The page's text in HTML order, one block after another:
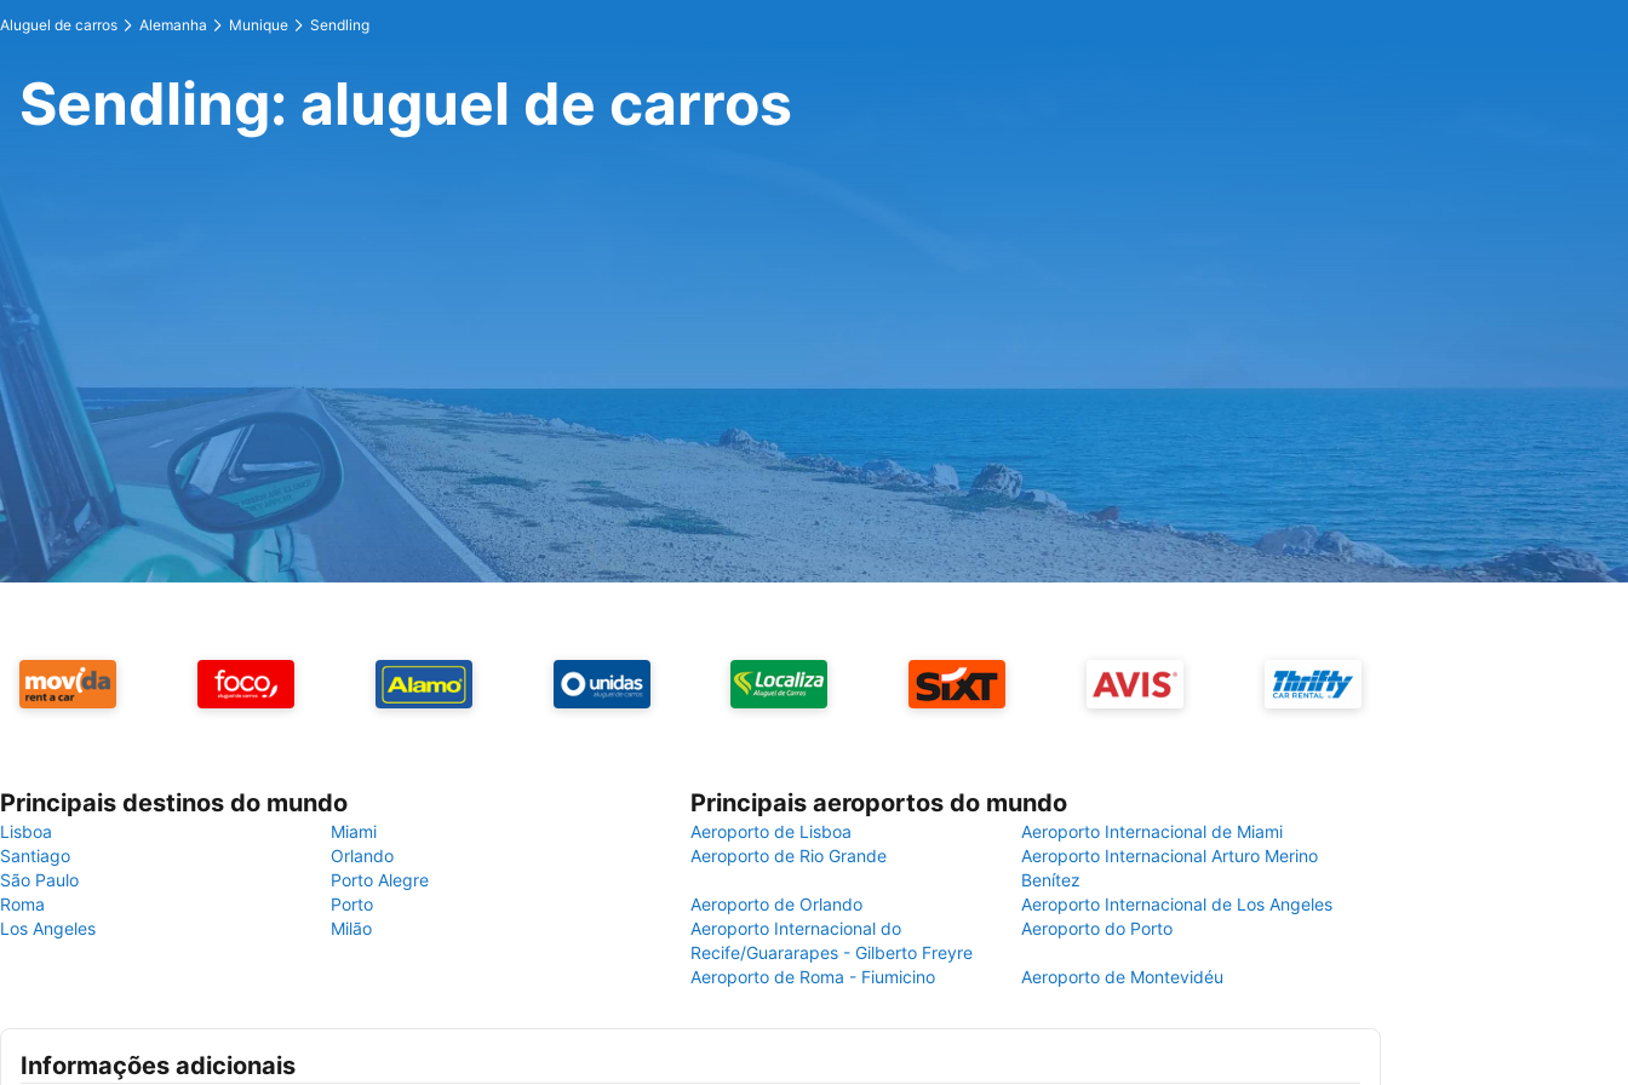
Aluguel de carros Alemanha Munique Sendling
Sendling: aluguel de carros
Principais destinos do mundo
Lisboa
Miami
Santiago
Orlando
São Paulo
Porto Alegre
Roma
Porto
Los Angeles
Milão
Principais aeroportos do mundo
Aeroporto de Lisboa
Aeroporto Internacional de Miami
Aeroporto de Rio Grande
Aeroporto Internacional Arturo Merino
Benítez
Aeroporto de Orlando
Aeroporto Internacional de Los Angeles
Aeroporto Internacional do
Recife/Guararapes - Gilberto Freyre
Aeroporto do Porto
Aeroporto de Roma - Fiumicino Aeroporto de Montevidéu
Informações adicionais